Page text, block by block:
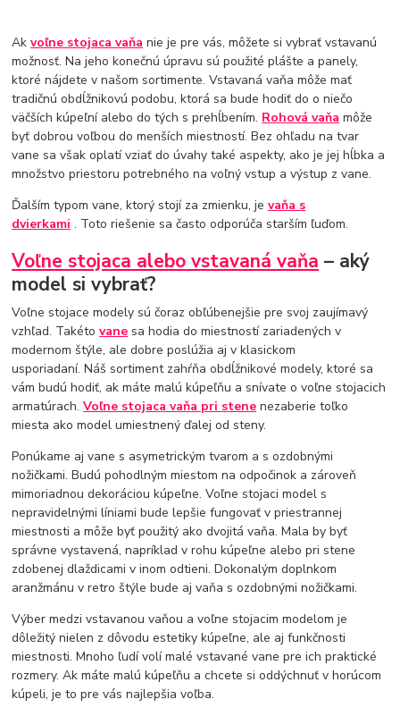
Akvoľne stojaca vaňa nie je pre vás, môžete si vybrať vstavanú
možnosť. Na jeho konečnú úpravu sú použité plášte a panely,
ktoré nájdete v našom sortimente. Vstavaná vaňa môže mať
tradičnú obdĺžnikovú podobu, ktorá sa bude hodiť do o niečo
väčších kúpeľní alebo do tých s prehĺbením. Rohová vaňa môže
byť dobrou voľbou do menších miestností. Bez ohľadu na tvar
vane sa však oplatí vziať do úvahy také aspekty, ako je jej hĺbka a
množstvo priestoru potrebného na voľný vstup a výstup z vane.
Ďalším typom vane, ktorý stojí za zmienku, jevaňa s
dvierkami . Toto riešenie sa často odporúča starším ľuďom.
Voľne stojaca alebo vstavaná vaňa – aký
model si vybrať?
Voľne stojace modely sú čoraz obľúbenejšie pre svoj zaujímavý
vzhľad. Takétovane sa hodia do miestností zariadených v
modernom štýle, ale dobre poslúžia aj v klasickom
usporiadaní. Náš sortiment zahŕňa obdĺžnikové modely, ktoré sa
vám budú hodiť, ak máte malú kúpeľňu a snívate o voľne stojacich
armatúrach.Voľne stojaca vaňa pri stene nezaberie toľko
miesta ako model umiestnený ďalej od steny.
Ponúkame aj vane s asymetrickým tvarom a s ozdobnými
nožičkami. Budú pohodlným miestom na odpočinok a zároveň
mimoriadnou dekoráciou kúpeľne. Voľne stojaci model s
nepravidelnými líniami bude lepšie fungovať v priestrannej
miestnosti a môže byť použitý ako dvojitá vaňa. Mala by byť
správne vystavená, napríklad v rohu kúpeľne alebo pri stene
zdobenej dlaždicami v inom odtieni. Dokonalým doplnkom
aranžmánu v retro štýle bude aj vaňa s ozdobnými nožičkami.
Výber medzi vstavanou vaňou a voľne stojacim modelom je
dôležitý nielen z dôvodu estetiky kúpeľne, ale aj funkčnosti
miestnosti. Mnoho ľudí volí malé vstavané vane pre ich praktické
rozmery. Ak máte malú kúpeľňu a chcete si oddýchnuť v horúcom
kúpeli, je to pre vás najlepšia voľba.